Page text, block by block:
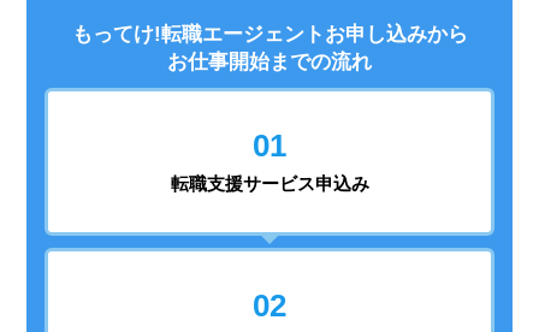
もってけ!転職エージェントお申し込みから
お仕事開始までの流れ
01
転職支援サービス申込み
02